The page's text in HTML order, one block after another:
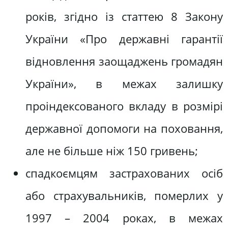
років, згідно із статтею 8 Закону
України «Про державні гарантії
відновлення заощаджень громадян
України», в межах залишку
проіндексованого вкладу в розмірі
державної допомоги на поховання,
але не більше ніж 150 гривень;
спадкоємцям застрахованих осіб
або страхувальників, померлих у
1997 – 2004 роках, в межах